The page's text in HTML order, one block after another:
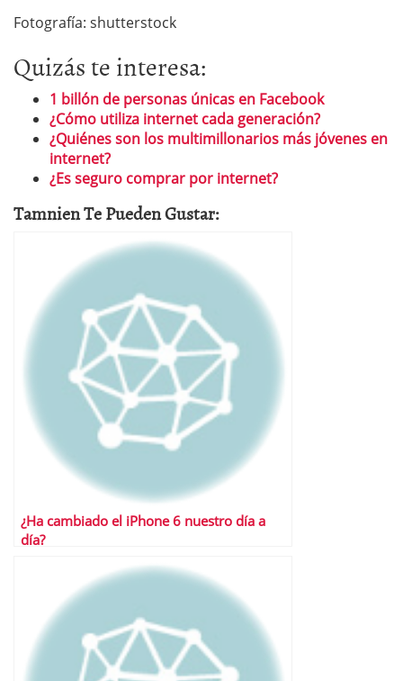
Fotografía: shutterstock
Quizás te interesa:
1 billón de personas únicas en Facebook
¿Cómo utiliza internet cada generación?
¿Quiénes son los multimillonarios más jóvenes en
internet?
¿Es seguro comprar por internet?
Tamnien Te Pueden Gustar:
¿Ha cambiado el iPhone 6 nuestro día a
día?